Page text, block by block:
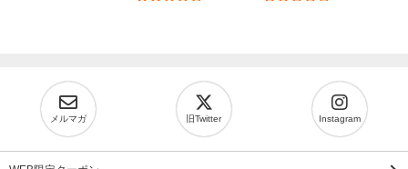
メルマガ 旧Twitter Instagram